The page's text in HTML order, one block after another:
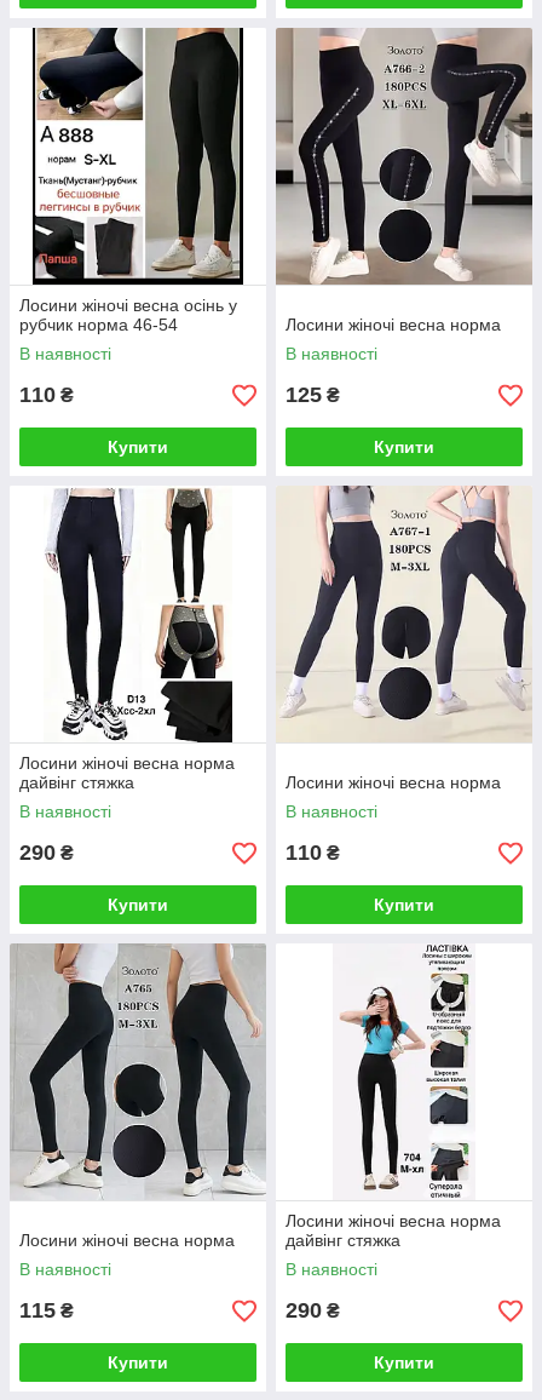
Лосини жіночі весна осінь у
рубчик норма 46-54
В наявності
110 ₴
Купити
Лосини жіночі весна норма
В наявності
125 ₴
Купити
Лосини жіночі весна норма
дайвінг стяжка
В наявності
290 ₴
Купити
Лосини жіночі весна норма
В наявності
110 ₴
Купити
Лосини жіночі весна норма
В наявності
115 ₴
Купити
Лосини жіночі весна норма
дайвінг стяжка
В наявності
290 ₴
Купити